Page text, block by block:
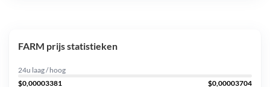
FARM prijs statistieken
24u laag / hoog
$0,00003381
$0,00003704